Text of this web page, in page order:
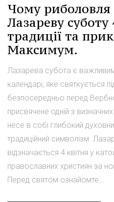
Чому риболовля
Лазареву суботу
традиції та
Максимум.
Лазарева субота є
календарі, яке святкується
безпосередньо перед
присвячене одній з
несе в собі глибокий
традиційний символізм.
відзначається 4 квітня у
православних християн за
Перед святом ознайомте...